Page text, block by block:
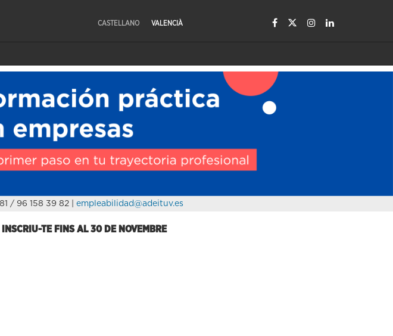
CASTELLANO VALENCIÀ
/ 96 158 39 82 | empleabilidad@adeituv.es
INSCRIU-TE FINS AL 30 DE NOVEMBRE